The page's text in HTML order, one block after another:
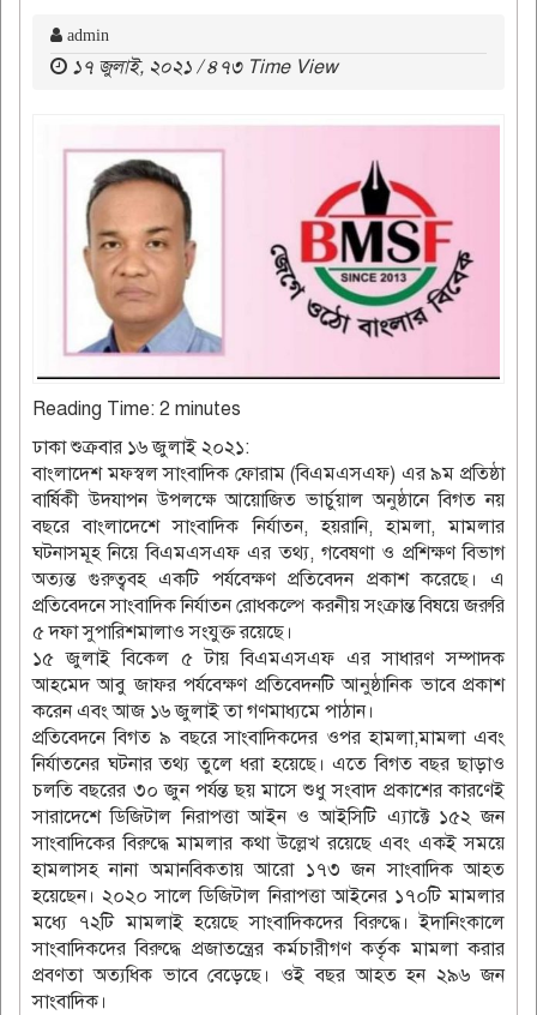
admin
১৭ জুলাই, ২০২১ / ৪৭৩ Time View
Reading Time: 2 minutes
ঢাকা শুক্রবার ১৬ জুলাই ২০২১:
বাংলাদেশ মফস্বল সাংবাদিক ফোরাম (বিএমএসএফ) এর ৯ম প্রতিষ্ঠা
বার্ষিকী উদযাপন উপলক্ষে আয়োজিত ভার্চুয়াল অনুষ্ঠানে বিগত নয়
বছরে বাংলাদেশে সাংবাদিক নির্যাতন, হয়রানি, হামলা, মামলার
ঘটনাসমূহ নিয়ে বিএমএসএফ এর তথ্য, গবেষণা ও প্রশিক্ষণ বিভাগ
অত্যন্ত গুরুত্ববহ একটি পর্যবেক্ষণ প্রতিবেদন প্রকাশ করেছে। এ
প্রতিবেদনে সাংবাদিক নির্যাতন রোধকল্পে করনীয় সংক্রান্ত বিষয়ে জরুরি
৫ দফা সুপারিশমালাও সংযুক্ত রয়েছে।
১৫ জুলাই বিকেল ৫ টায় বিএমএসএফ এর সাধারণ সম্পাদক
আহমেদ আবু জাফর পর্যবেক্ষণ প্রতিবেদনটি আনুষ্ঠানিক ভাবে প্রকাশ
করেন এবং আজ ১৬ জুলাই তা গণমাধ্যমে পাঠান।
প্রতিবেদনে বিগত ৯ বছরে সাংবাদিকদের ওপর হামলা,মামলা এবং
নির্যাতনের ঘটনার তথ্য তুলে ধরা হয়েছে। এতে বিগত বছর ছাড়াও
চলতি বছরের ৩০ জুন পর্যন্ত ছয় মাসে শুধু সংবাদ প্রকাশের কারণেই
সারাদেশে ডিজিটাল নিরাপত্তা আইন ও আইসিটি এ্যাক্টে ১৫২ জন
সাংবাদিকের বিরুদ্ধে মামলার কথা উল্লেখ রয়েছে এবং একই সময়ে
হামলাসহ নানা অমানবিকতায় আরো ১৭৩ জন সাংবাদিক আহত
হয়েছেন। ২০২০ সালে ডিজিটাল নিরাপত্তা আইনের ১৭০টি মামলার
মধ্যে ৭২টি মামলাই হয়েছে সাংবাদিকদের বিরুদ্ধে। ইদানিংকালে
সাংবাদিকদের বিরুদ্ধে প্রজাতন্ত্রের কর্মচারীগণ কর্তৃক মামলা করার
প্রবণতা অত্যধিক ভাবে বেড়েছে। ওই বছর আহত হন ২৯৬ জন
সাংবাদিক।